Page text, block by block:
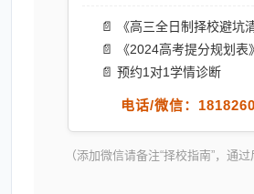
📄 《高三全日制择校避坑
📄 《2024高考提分规划表》
📄 预约1对1学情诊断
电话/微信：
（添加微信请备注“择校指南”，通过